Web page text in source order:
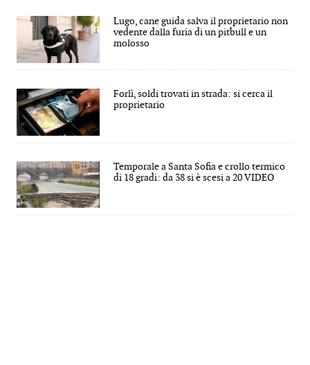
Lugo, cane guida salva il proprietario non
vedente dalla furia di un pitbull e un
molosso
Forlì, soldi trovati in strada: si cerca il
proprietario
Temporale a Santa Sofia e crollo termico
di 18 gradi: da 38 si è scesi a 20 VIDEO